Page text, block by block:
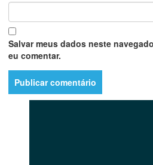
Salvar meus dados neste
eu comentar.